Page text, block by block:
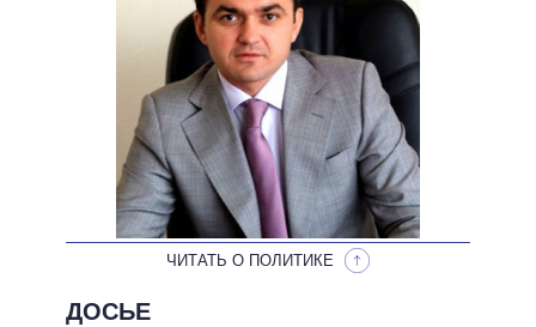
ОБЕЩАНИЯ В ПРОЦЕССЕ
ВСЕ ОБЕЩАНИЯ
АРХИВНЫЕ ОБЕЩАНИЯ
ЧИТАТЬ О ПОЛИТИКЕ
ДОСЬЕ